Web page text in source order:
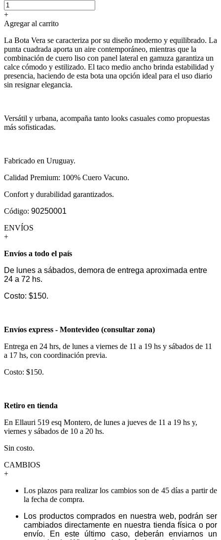
+
Agregar al carrito
La Bota Vera se caracteriza por su diseño moderno y equilibrado. La
punta cuadrada aporta un aire contemporáneo, mientras que la
combinación de cuero liso con panel lateral en gamuza garantiza un
calce cómodo y estilizado. El taco medio ancho brinda estabilidad y
presencia, haciendo de esta bota una opción ideal para el uso diario
sin resignar elegancia.
Versátil y urbana, acompaña tanto looks casuales como propuestas
más sofisticadas.
Fabricado en Uruguay.
Calidad Premium: 100% Cuero Vacuno.
Confort y durabilidad garantizados.
Código: 90250001
ENVÍOS
+
Envíos a todo el país
De lunes a sábados, demora de entrega aproximada entre
24 a 72 hs.
Costo: $150.
Envíos express - Montevideo (consultar zona)
Entrega en 24 hrs, de lunes a viernes de 11 a 19 hs y sábados de 11
a 17 hs, con coordinación previa.
Costo: $150.
Retiro en tienda
En Ellauri 519 esq Montero, de lunes a jueves de 11 a 19 hs y,
viernes y sábados de 10 a 20 hs.
Sin costo.
CAMBIOS
+
Los plazos para realizar los cambios son de 45 días a partir de
la fecha de compra.
Los productos comprados en nuestra web, podrán ser
cambiados directamente en nuestra tienda física o por
envío. En este último caso, deberán enviarnos un